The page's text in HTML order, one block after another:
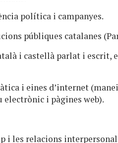
política i campanyes.
públiques catalanes
i castellà parlat i escrit,
i eines d’internet
electrònic i pàgines web).
i les relacions